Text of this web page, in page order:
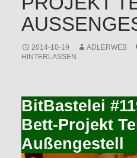
2014-10-19 ADLERWEB
HINTERLASSEN
BitBastelei
Bett-Projekt
Außengestell